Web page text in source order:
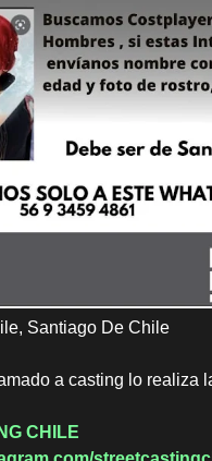
Santiago De Chile
a casting lo realiza
CHILE